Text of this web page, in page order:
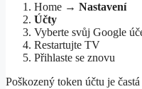
Home → Nastavení
Účty
Vyberte svůj Google
Restartujte TV
Přihlaste se znovu
Poškozený token účtu je